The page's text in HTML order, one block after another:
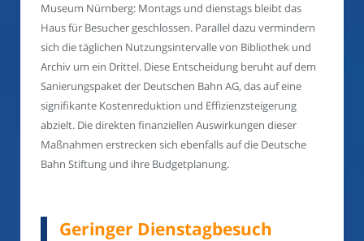
Museum Nürnberg: Montags und dienstags bleibt das
Haus für Besucher geschlossen. Parallel dazu vermindern
sich die täglichen Nutzungsintervalle von Bibliothek und
Archiv um ein Drittel. Diese Entscheidung beruht auf dem
Sanierungspaket der Deutschen Bahn AG, das auf eine
signifikante Kostenreduktion und Effizienzsteigerung
abzielt. Die direkten finanziellen Auswirkungen dieser
Maßnahmen erstrecken sich ebenfalls auf die Deutsche
Bahn Stiftung und ihre Budgetplanung.
Geringer Dienstagbesuch